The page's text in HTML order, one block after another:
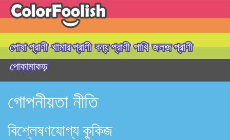
পোষা প্রাণী খামার প্রাণী বন্য প্রাণী পাখি জলজ প্রাণী
পোকামাকড়
গোপনীয়তা নীতি
বিশ্লেষণযোগ্য কুকিজ